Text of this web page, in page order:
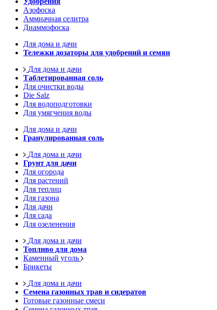
Азофоска
Аммиачная селитра
Диаммофоска
Для дома и дачи
Тележки дозаторы для удобрений и семян
Для дома и дачи
Таблетированная соль
Для очистки воды
Die Salz
Для водоподготовки
Для умягчения воды
Для дома и дачи
Гранулированная соль
Для дома и дачи
Грунт для дачи
Для огорода
Для растений
Для теплиц
Для газона
Для дачи
Для сада
Для озеленения
Для дома и дачи
Топливо для дома
Каменный уголь
Брикеты
Для дома и дачи
Семена газонных трав и сидератов
Готовые газонные смеси